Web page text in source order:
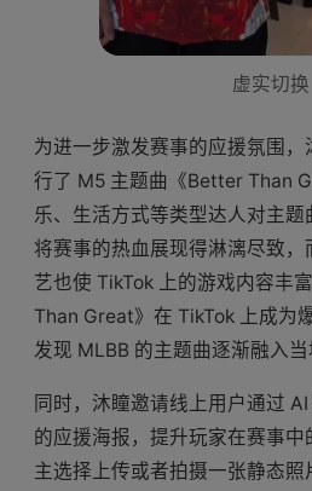
e
虚实切换
为进一步激发赛事的应援氛围
行了 M5 主题曲《Better Than
乐、生活方式等类型达人对主题
将赛事的热血展现得淋漓尽致
艺也使 TikTok 上的游戏内容丰
Than Great》在 TikTok 上成为
发现 MLBB 的主题曲逐渐融入当
同时，沐瞳邀请线上用户通过
的应援海报，提升玩家在赛事
主选择上传或者拍摄一张静态